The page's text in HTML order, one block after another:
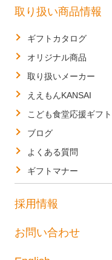
取り扱い商品情報
ギフトカタログ
オリジナル商品
取り扱いメーカー
ええもんKANSAI
こども食堂応援ギフト
ブログ
よくある質問
ギフトマナー
採用情報
お問い合わせ